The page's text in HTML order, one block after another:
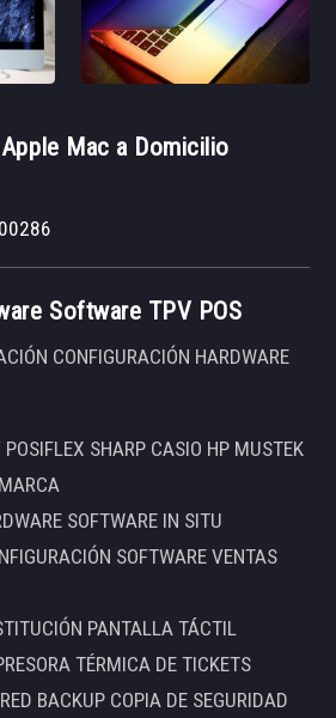
Mac a Domicilio
Software TPV POS
CONFIGURACIÓN HARDWARE
POSIFLEX SHARP CASIO HP MUSTEK
SOFTWARE IN SITU
SOFTWARE VENTAS
PANTALLA TÁCTIL
TÉRMICA DE TICKETS
BACKUP COPIA DE SEGURIDAD